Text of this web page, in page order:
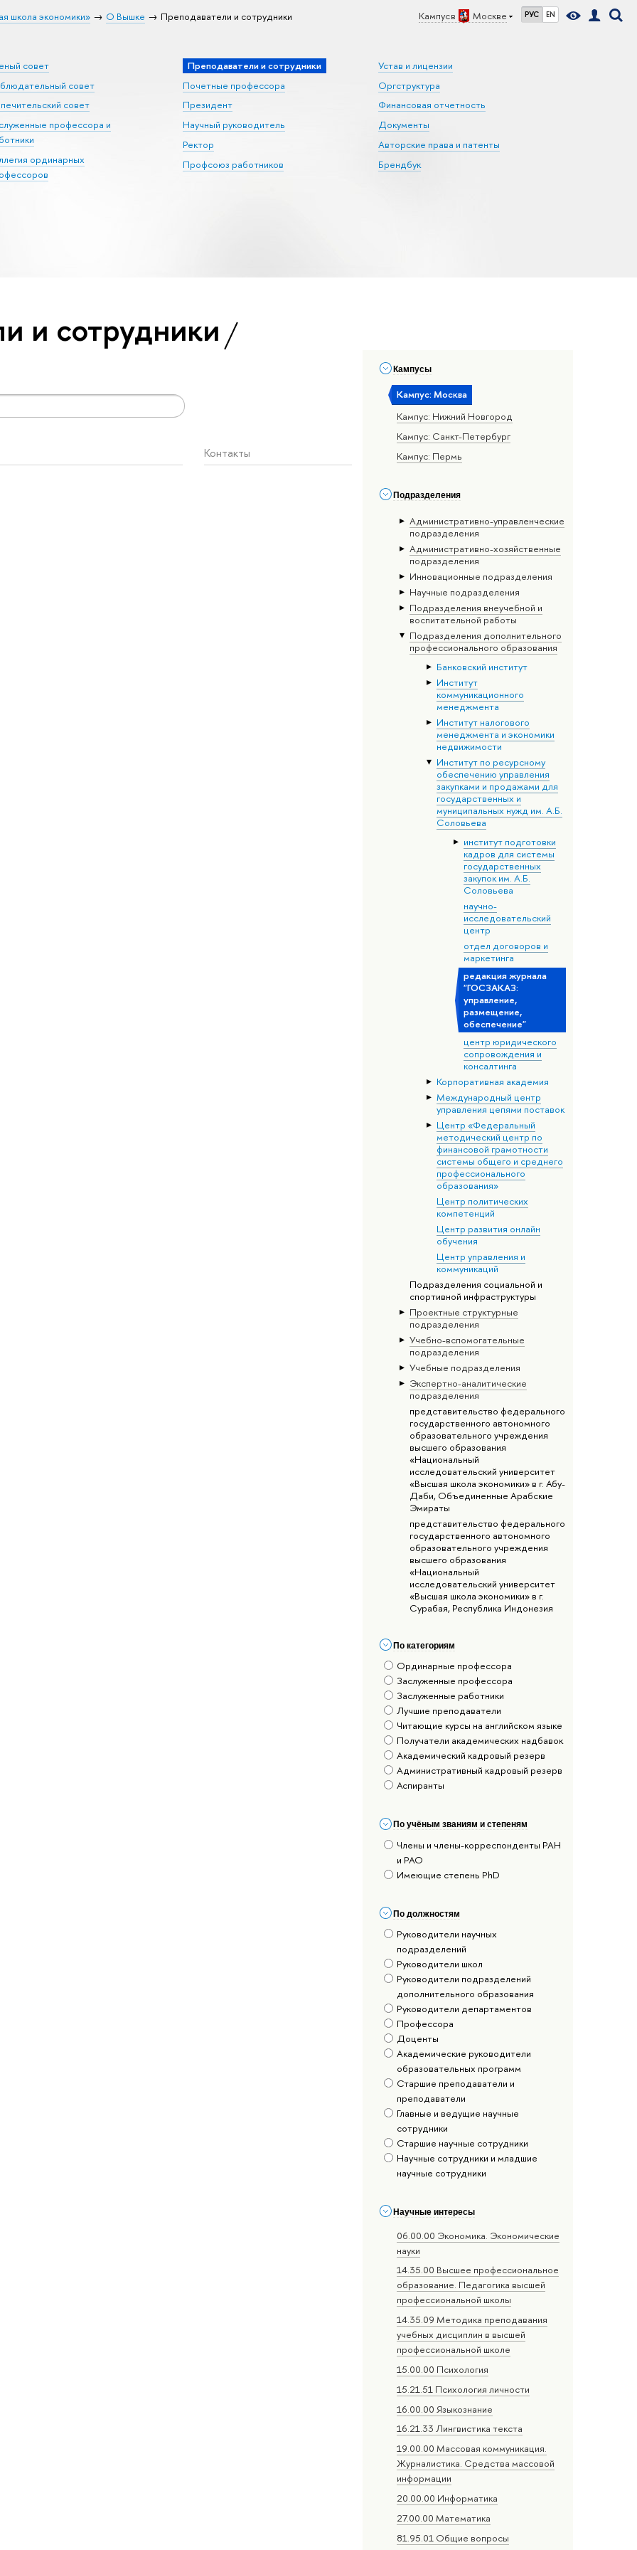
Кампус в Москве РУС EN
школа экономики» О Вышке Преподаватели и сотрудники
совет
совет
совет
профессора и
ординарных
Преподаватели и сотрудники
Почетные профессора
Президент
Научный руководитель
Ректор
Профсоюз работников
Устав и лицензии
Оргструктура
Финансовая отчетность
Документы
Авторские права и патенты
Брендбук
Кампусы
Кампус: Москва
Кампус: Нижний Новгород
Кампус: Санкт-Петербург
Кампус: Пермь
Подразделения
Административно-управленческие
подразделения
Административно-хозяйственные
подразделения
Инновационные подразделения
Научные подразделения
Подразделения внеучебной и
воспитательной работы
Подразделения дополнительного
профессионального образования
Банковский институт
Институт
коммуникационного
менеджмента
Институт налогового
менеджмента и экономики
недвижимости
Институт по ресурсному
обеспечению управления
закупками и продажами для
государственных и
муниципальных нужд им. А.Б.
Соловьева
институт подготовки
кадров для системы
государственных
закупок им. А.Б.
Соловьева
научно-
исследовательский
центр
отдел договоров и
маркетинга
редакция журнала
"ГОСЗАКАЗ:
управление,
размещение,
обеспечение"
центр юридического
сопровождения и
консалтинга
Корпоративная академия
Международный центр
управления цепями поставок
Центр «Федеральный
методический центр по
финансовой грамотности
системы общего и среднего
профессионального
образования»
Центр политических
компетенций
Центр развития онлайн
обучения
Центр управления и
коммуникаций
Подразделения социальной и
спортивной инфраструктуры
Проектные структурные
подразделения
Учебно-вспомогательные
подразделения
Учебные подразделения
Экспертно-аналитические
подразделения
представительство федерального
государственного автономного
образовательного учреждения
высшего образования
«Национальный
исследовательский университет
«Высшая школа экономики» в г. Абу-
Даби, Объединенные Арабские
Эмираты
представительство федерального
государственного автономного
образовательного учреждения
высшего образования
«Национальный
исследовательский университет
«Высшая школа экономики» в г.
Сурабая, Республика Индонезия
По категориям
Ординарные профессора
Заслуженные профессора
Заслуженные работники
Лучшие преподаватели
Читающие курсы на английском языке
Получатели академических надбавок
Академический кадровый резерв
Административный кадровый резерв
Аспиранты
По учёным званиям и степеням
Члены и члены-корреспонденты РАН
и РАО
Имеющие степень PhD
По должностям
Руководители научных
подразделений
Руководители школ
Руководители подразделений
дополнительного образования
Руководители департаментов
Профессора
Доценты
Академические руководители
образовательных программ
Старшие преподаватели и
преподаватели
Главные и ведущие научные
сотрудники
Старшие научные сотрудники
Научные сотрудники и младшие
научные сотрудники
Научные интересы
06.00.00 Экономика. Экономические
науки
14.35.00 Высшее профессиональное
образование. Педагогика высшей
профессиональной школы
14.35.09 Методика преподавания
учебных дисциплин в высшей
профессиональной школе
15.00.00 Психология
15.21.51 Психология личности
16.00.00 Языкознание
16.21.33 Лингвистика текста
19.00.00 Массовая коммуникация.
Журналистика. Средства массовой
информации
20.00.00 Информатика
27.00.00 Математика
81.95.01 Общие вопросы
и сотрудники
Контакты